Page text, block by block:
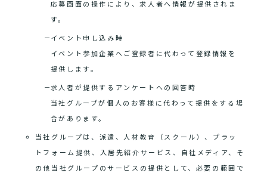
応募画面の操作により、求人者へ情報が提供されま
す。
イベント申し込み時
イベント参加企業へご登録者に代わって登録情報を
提供します。
求人者が提供するアンケートへの回答時
当社グループが個人のお客様に代わって提供をする場
合があります。
当社グループは、派遣、人材教育（スクール）、プラッ
トフォーム提供、入居先紹介サービス、自社メディア、そ
の他当社グループのサービスの提供として、必要の範囲で